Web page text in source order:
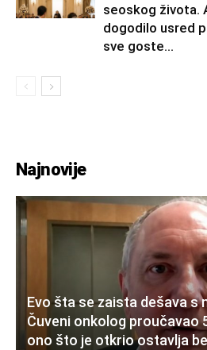
seoskog života.
dogodilo usred
sve goste...
Najnovije
Evo šta se zaista dešava s
Čuveni onkolog proučavao
ono što je otkrio ostavlja